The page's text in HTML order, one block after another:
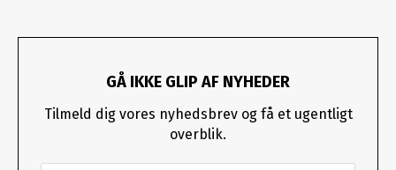
GÅ IKKE GLIP AF NYHEDER
Tilmeld dig vores nyhedsbrev og få et ugentligt
overblik.